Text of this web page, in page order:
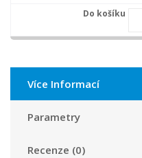
Více Informací
Parametry
Recenze (0)